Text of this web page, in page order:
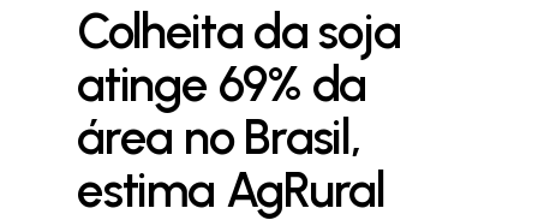
Colheita da soja
atinge 69% da
área no Brasil,
estima AgRural